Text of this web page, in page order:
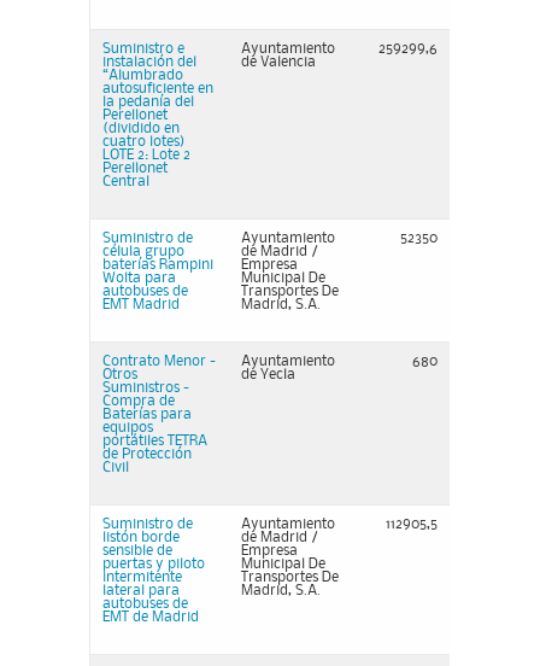
Suministro e
instalación del
“Alumbrado
autosuficiente en
la pedanía del
Perellonet
(dividido en
cuatro lotes)
LOTE 2: Lote 2
Perellonet
Central
Ayuntamiento
de Valencia
259299,6
Suministro de
célula grupo
baterías Rampini
Wolta para
autobuses de
EMT Madrid
Ayuntamiento
de Madrid /
Empresa
Municipal De
Transportes De
Madrid, S.A.
52350
Contrato Menor -
Otros
Suministros -
Compra de
Baterías para
equipos
portátiles TETRA
de Protección
Civil
Ayuntamiento
de Yecla
680
Suministro de
listón borde
sensible de
puertas y piloto
intermitente
lateral para
autobuses de
EMT de Madrid
Ayuntamiento
de Madrid /
Empresa
Municipal De
Transportes De
Madrid, S.A.
112905,5